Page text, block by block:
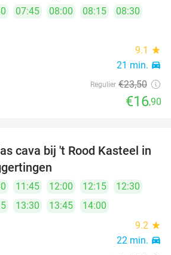
07:45 08:00 08:15
08:30
9.1 star
21 min. directions_car
Regulier €23,50
€16,90
33%
cava bij 't Rood Kasteel in
11:45 12:00 12:15
12:30
13:30 13:45
14:00
9.2 star
22 min. directions_car